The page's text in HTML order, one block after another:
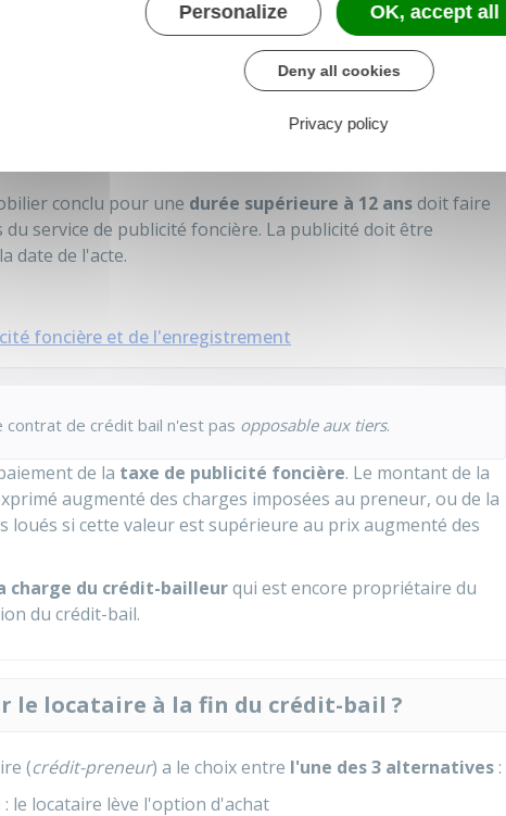
en tant que locataire,ASSURER LES LOCAUX ET
RESPONSABILITÉ CIVILEpour couvrir les risques
aux personnes et aux biens appartenant aux tiers.
fin au bail.
conclu pour une durée supérieure à 12 ansdoit faire
du service de publicité foncière. La publicité doit être
date de l'acte.
foncière et de l'enregistrement
contrat de crédit bail n'est pas opposable aux tiers.
de la taxe de publicité foncière. Le montant de la
augmenté des charges imposées au preneur, ou de la
loués si cette valeur est supérieure au prix augmenté des
charge du crédit-bailleurqui est encore propriétaire du
du crédit-bail.
le locataire à la fin du crédit-bail ?
(crédit-preneur) a le choix entre l'une des 3 alternatives :
: le locataire lève l'option d'achat
Personalize OK, accept all
Deny all cookies
Privacy policy